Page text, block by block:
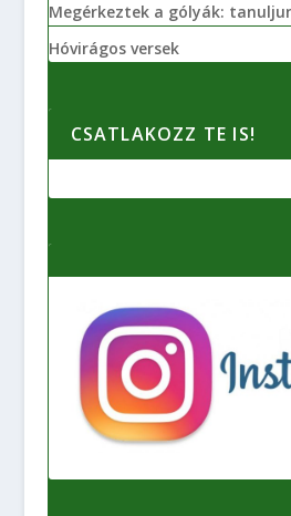
Megérkeztek a gólyák:
Hóvirágos versek
CSATLAKOZZ TE IS!